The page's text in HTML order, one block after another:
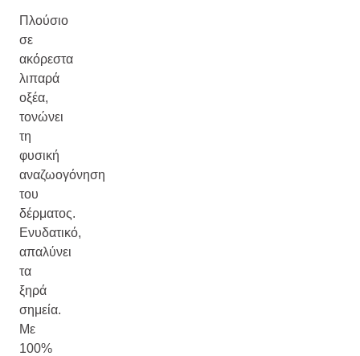
Πλούσιο
σε
ακόρεστα
λιπαρά
οξέα,
τονώνει
τη
φυσική
αναζωογόνηση
του
δέρματος.
Ενυδατικό,
απαλύνει
τα
ξηρά
σημεία.
Με
100%